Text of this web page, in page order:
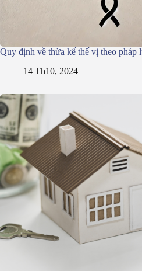
Quy định về thừa kế thế vị theo pháp
14 Th10, 2024